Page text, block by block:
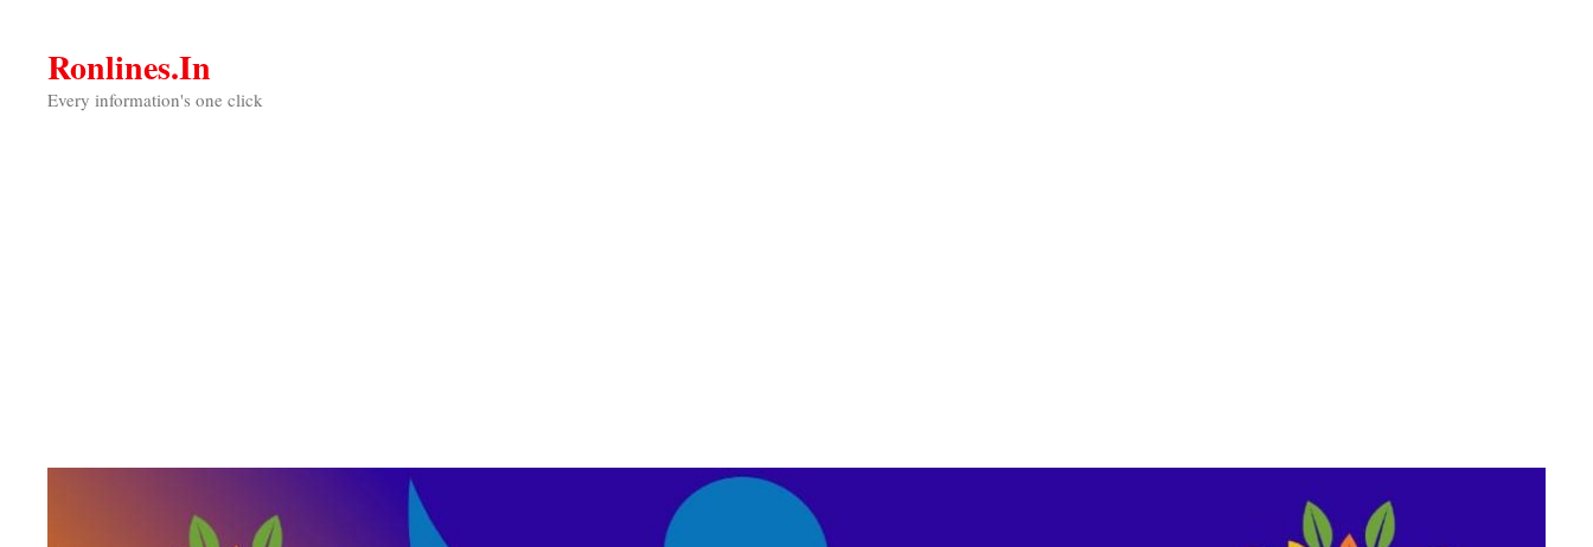
Ronlines.in
Every information's one click